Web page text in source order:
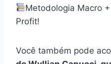
Metodologia Macro
Profit!
Você também pode